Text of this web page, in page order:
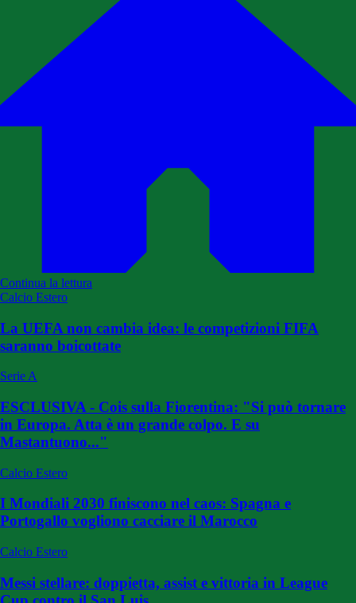
Continua la lettura
Calcio Estero
La UEFA non cambia idea: le competizioni FIFA
saranno boicottate
Serie A
ESCLUSIVA - Cois sulla Fiorentina: "Si può tornare
in Europa. Atta è un grande colpo. E su
Mastantuono..."
Calcio Estero
I Mondiali 2030 finiscono nel caos: Spagna e
Portogallo vogliono cacciare il Marocco
Calcio Estero
Messi stellare: doppietta, assist e vittoria in League